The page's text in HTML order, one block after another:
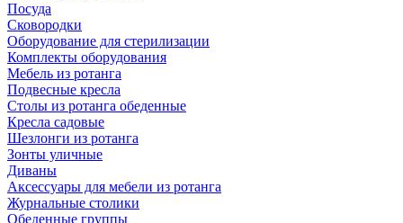
Посуда
Сковородки
Оборудование для стерилизации
Комплекты оборудования
Мебель из ротанга
Подвесные кресла
Столы из ротанга обеденные
Кресла садовые
Шезлонги из ротанга
Зонты уличные
Диваны
Аксессуары для мебели из ротанга
Журнальные столики
Обеденные группы